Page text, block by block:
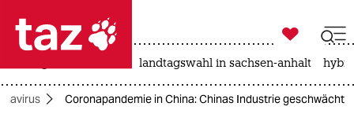
 taz zahl ich
taz zahl ich

taz zahl ich
landtagswahl in sachsen-anhalt
Coronapandemie in China: Chinas Industrie geschwächt